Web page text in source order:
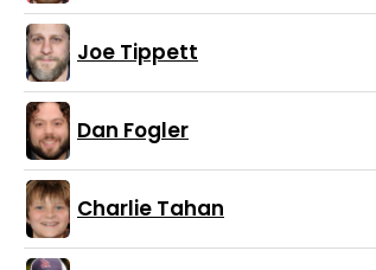
Joe Tippett
Dan Fogler
Charlie Tahan